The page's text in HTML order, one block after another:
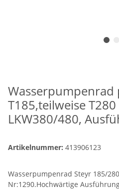
Wasserpumpenrad
T185,teilweise
LKW380/480,
Artikelnummer: 413906123
Wasserpumpenrad Steyr 185/
Nr:1290.Hochwärtige